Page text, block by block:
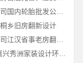
湖北省腾冠畅实业贸易有限公司国内轮胎批发公司流程详解
乡旧房翻新设计
嘉兴美派建材科技有限公司-嘉兴秀洲家装设计环保材料推荐